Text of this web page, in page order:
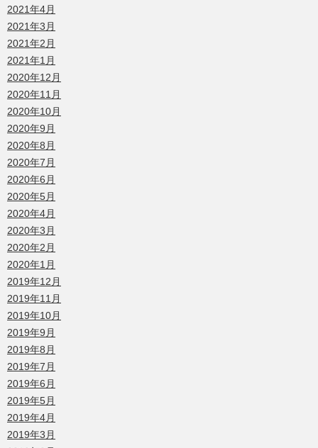
2021年4月
2021年3月
2021年2月
2021年1月
2020年12月
2020年11月
2020年10月
2020年9月
2020年8月
2020年7月
2020年6月
2020年5月
2020年4月
2020年3月
2020年2月
2020年1月
2019年12月
2019年11月
2019年10月
2019年9月
2019年8月
2019年7月
2019年6月
2019年5月
2019年4月
2019年3月